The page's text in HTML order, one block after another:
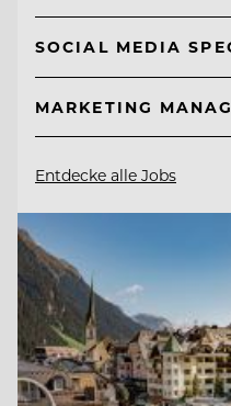
SOCIAL MEDIA
MARKETING
Entdecke alle Jobs